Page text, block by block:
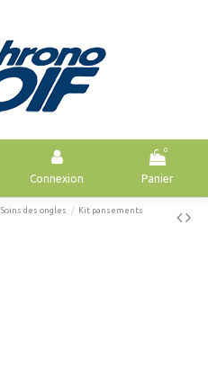
Connexion
0
Panier
Soins des ongles
Kit pansements